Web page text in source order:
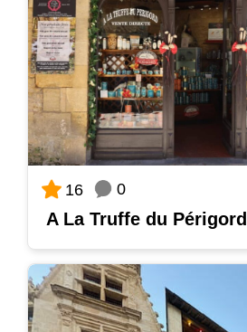
16 0
A La Truffe du Périgord